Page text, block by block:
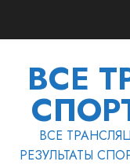
ВСЕ
ВСЕ
РЕЗУЛЬТАТЫ